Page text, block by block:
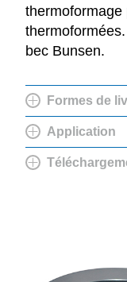
bec Bunsen.
Formes de
Application